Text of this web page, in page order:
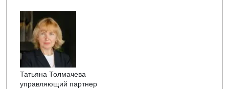
Татьяна Толмачева
управляющий партнер